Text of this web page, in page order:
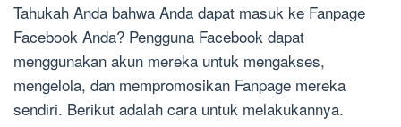
Tahukah Anda bahwa Anda dapat masuk ke Fanpage
Facebook Anda? Pengguna Facebook dapat
menggunakan akun mereka untuk mengakses,
mengelola, dan mempromosikan Fanpage mereka
sendiri. Berikut adalah cara untuk melakukannya.